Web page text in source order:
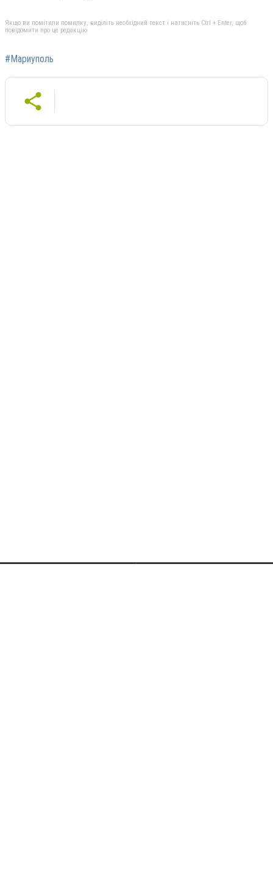
Якщо ви помітили помилку, виділіть необхідний текст і натисніть Ctrl + Enter, щоб
повідомити про це редакцію
#Мариуполь